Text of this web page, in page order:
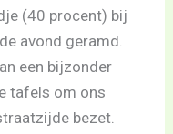
(40 procent) bij
avond geramd.
een bijzonder
tafels om ons
bezet.